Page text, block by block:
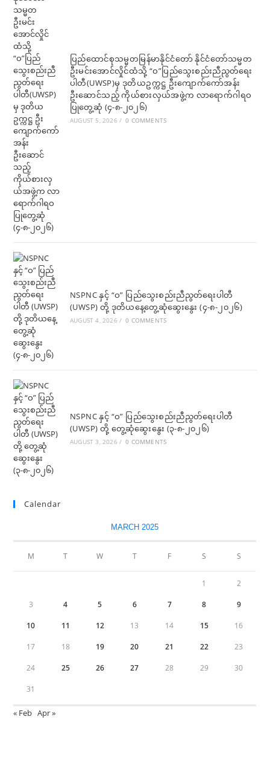
ပြည်ထောင်စုသမ္မတမြန်မာနိုင်ငံတော် နိုင်ငံတော်သမ္မတ
ဦးမင်းအောင်လှိုင်ထံသို့ “ဝ”ပြည်သွေးစည်းညီညွတ်ရေး
ပါတီ(UWSP)မှ ဒုတိယဥက္ကဋ္ဌ ဦးကျောက်ကော်အန်း
ဦးဆောင်သည့် ကိုယ်စားလှယ်အဖွဲ့က လာရောက်ဂါရဝ
ပြုတွေ့ဆုံ (၄-၈-၂၀၂၆)
AUGUST 5, 2026 / 0 COMMENTS
NSPNC နှင့် “ဝ” ပြည်သွေးစည်းညီညွတ်ရေးပါတီ
(UWSP) တို့ ဒုတိယနေ့တွေ့ဆုံဆွေးနွေး (၄-၈-၂၀၂၆)
AUGUST 4, 2026 / 0 COMMENTS
NSPNC နှင့် “ဝ” ပြည်သွေးစည်းညီညွတ်ရေးပါတီ
(UWSP) တို့ တွေ့ဆုံဆွေးနွေး (၃-၈-၂၀၂၆)
AUGUST 3, 2026 / 0 COMMENTS
Calendar
MARCH 2025
M T W T F S S
1 2
3 4 5 6 7 8 9
10 11 12 13 14 15 16
17 18 19 20 21 22 23
24 25 26 27 28 29 30
31
« Feb Apr »